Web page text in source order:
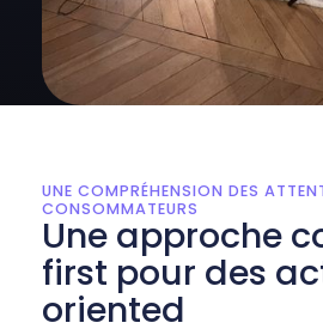
UNE COMPRÉHENSION DES
CONSOMMATEURS
Une approche
first pour des
oriented